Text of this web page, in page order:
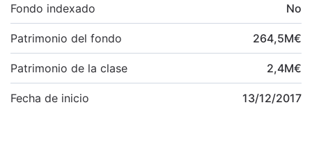
Fondo indexado No
Patrimonio del fondo 264,5M€
Patrimonio de la clase 2,4M€
Fecha de inicio 13/12/2017